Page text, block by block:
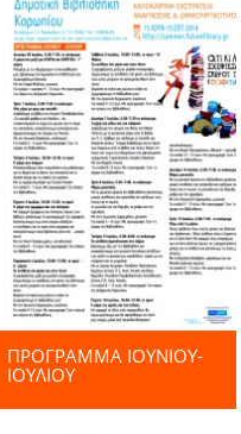
ΠΡΌΓΡΑΜΜΑ ΙΟΥΝΊΟΥ-
ΙΟΥΛΊΟΥ